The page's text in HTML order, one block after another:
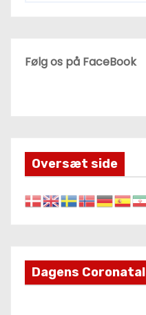
Følg os på FaceBook
Oversæt side
Dagens Coronatal